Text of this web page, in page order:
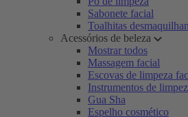
Sabonete facial
Toalhitas
Acessórios de beleza
Mostrar todos
Massagem facial
Escovas de limpeza
Instrumentos de
Gua Sha
Espelho cosmético